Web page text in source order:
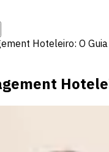
Hoteleiro: O